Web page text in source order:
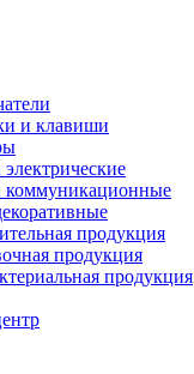
и клавиши
электрические
коммуникационные
продукция
продукция
продукция